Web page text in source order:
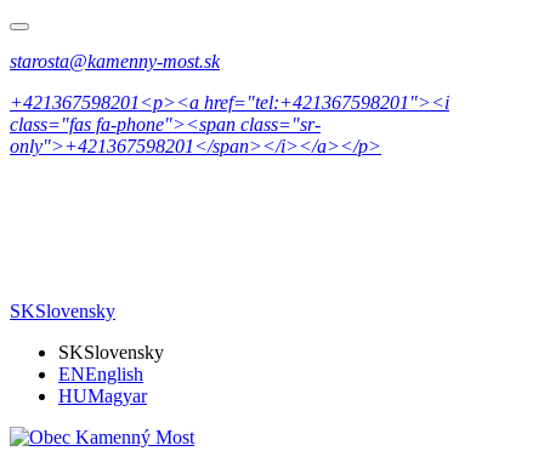
starosta@kamenny-most.sk
+421367598201<p><a href="tel:+421367598201"><i
class="fas fa-phone"><span class="sr-
only">+421367598201</span></i></a></p>
SKSlovensky
SKSlovensky
ENEnglish
HUMagyar